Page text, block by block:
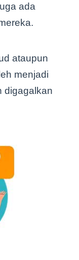
ada
ataupun
menjadi
digagalkan